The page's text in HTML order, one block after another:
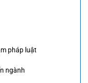
pháp luật
ngành